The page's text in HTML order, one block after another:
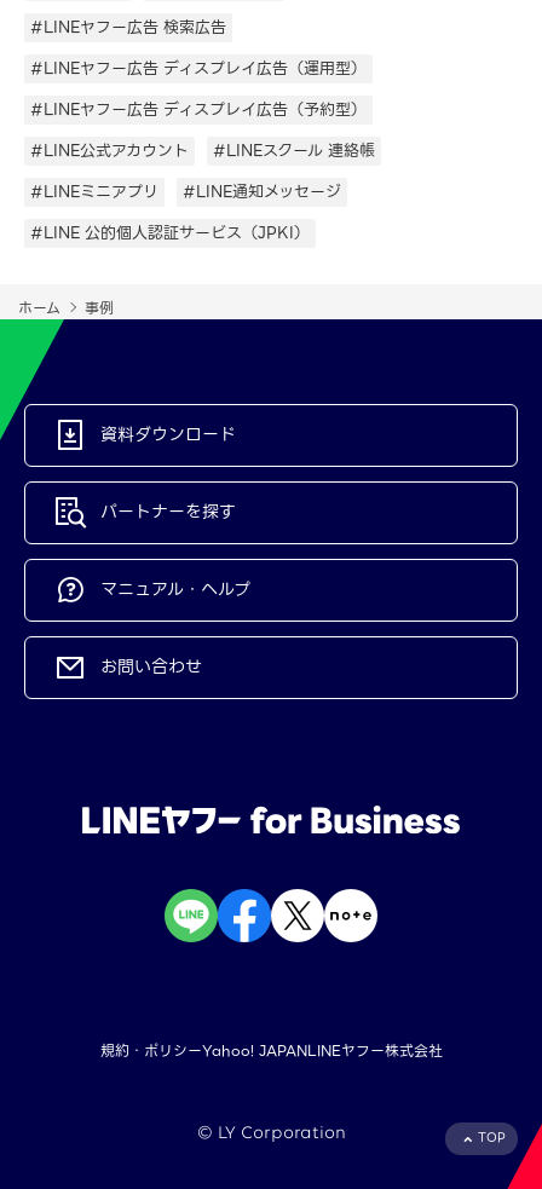
#LINEヤフー広告 検索広告
#LINEヤフー広告 ディスプレイ広告（運用型）
#LINEヤフー広告 ディスプレイ広告（予約型）
#LINE公式アカウント
#LINEスクール 連絡帳
#LINEミニアプリ
#LINE通知メッセージ
#LINE 公的個人認証サービス（JPKI）
ホーム 事例
資料ダウンロード
パートナーを探す
マニュアル・ヘルプ
お問い合わせ
TOP
規約・ポリシーYahoo! JAPANLINEヤフー株式会社
©︎ LY Corporation